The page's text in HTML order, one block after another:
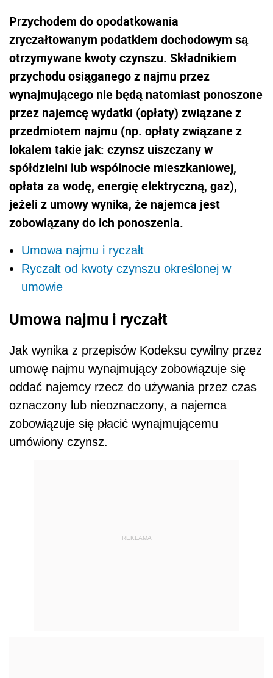
Przychodem do opodatkowania
zryczałtowanym podatkiem dochodowym są
otrzymywane kwoty czynszu. Składnikiem
przychodu osiąganego z najmu przez
wynajmującego nie będą natomiast ponoszone
przez najemcę wydatki (opłaty) związane z
przedmiotem najmu (np. opłaty związane z
lokalem takie jak: czynsz uiszczany w
spółdzielni lub wspólnocie mieszkaniowej,
opłata za wodę, energię elektryczną, gaz),
jeżeli z umowy wynika, że najemca jest
zobowiązany do ich ponoszenia.
Umowa najmu i ryczałt
Ryczałt od kwoty czynszu określonej w
umowie
Umowa najmu i ryczałt
Jak wynika z przepisów Kodeksu cywilny przez
umowę najmu wynajmujący zobowiązuje się
oddać najemcy rzecz do używania przez czas
oznaczony lub nieoznaczony, a najemca
zobowiązuje się płacić wynajmującemu
umówiony czynsz.
REKLAMA